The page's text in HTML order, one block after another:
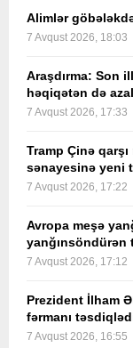
Alimlər
7 Avqust 2026, 18:03
Araşdırma: Son
həqiqətən də
7 Avqust 2026, 17:33
Tramp Çinə
sənayesinə yeni
7 Avqust 2026, 17:22
Avropa meşə
yanğınsöndürən
7 Avqust 2026, 17:12
Prezident İlham
fərmanı
7 Avqust 2026, 16:55